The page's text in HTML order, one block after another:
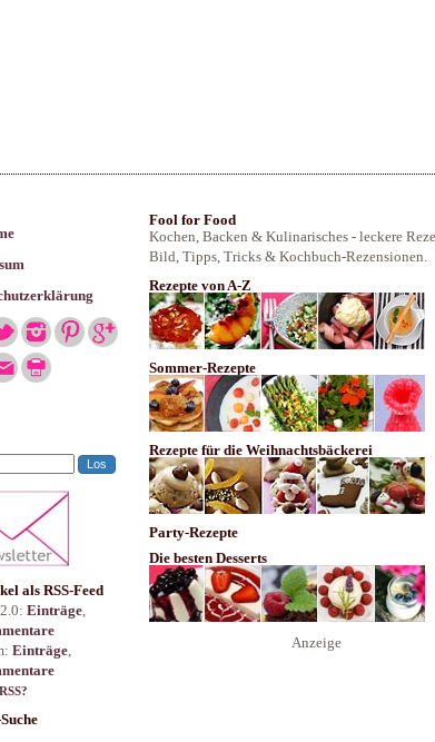
als RSS-Feed
Einträge,
Einträge,
Fool for Food
Kochen, Backen & Kulinarisches - leckere
Bild, Tipps, Tricks & Kochbuch-Rezensionen.
Rezepte von A-Z
Sommer-Rezepte
Rezepte für die Weihnachtsbäckerei
Party-Rezepte
Die besten Desserts
Anzeige